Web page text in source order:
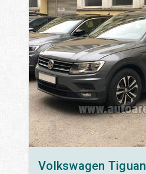
Volkswagen Tiguan